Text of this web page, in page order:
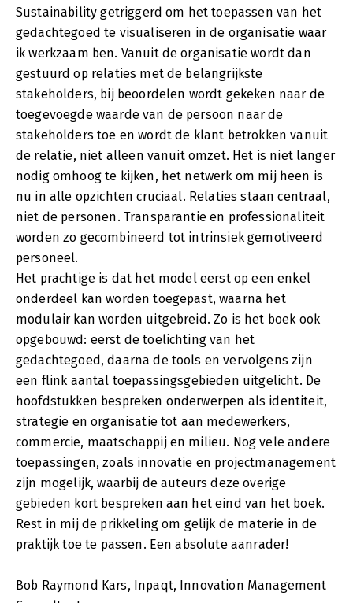
Sustainability getriggerd om het toepassen van het
gedachtegoed te visualiseren in de organisatie waar
ik werkzaam ben. Vanuit de organisatie wordt dan
gestuurd op relaties met de belangrijkste
stakeholders, bij beoordelen wordt gekeken naar de
toegevoegde waarde van de persoon naar de
stakeholders toe en wordt de klant betrokken vanuit
de relatie, niet alleen vanuit omzet. Het is niet langer
nodig omhoog te kijken, het netwerk om mij heen is
nu in alle opzichten cruciaal. Relaties staan centraal,
niet de personen. Transparantie en professionaliteit
worden zo gecombineerd tot intrinsiek gemotiveerd
personeel.
Het prachtige is dat het model eerst op een enkel
onderdeel kan worden toegepast, waarna het
modulair kan worden uitgebreid. Zo is het boek ook
opgebouwd: eerst de toelichting van het
gedachtegoed, daarna de tools en vervolgens zijn
een flink aantal toepassingsgebieden uitgelicht. De
hoofdstukken bespreken onderwerpen als identiteit,
strategie en organisatie tot aan medewerkers,
commercie, maatschappij en milieu. Nog vele andere
toepassingen, zoals innovatie en projectmanagement
zijn mogelijk, waarbij de auteurs deze overige
gebieden kort bespreken aan het eind van het boek.
Rest in mij de prikkeling om gelijk de materie in de
praktijk toe te passen. Een absolute aanrader!
Bob Raymond Kars, Inpaqt, Innovation Management